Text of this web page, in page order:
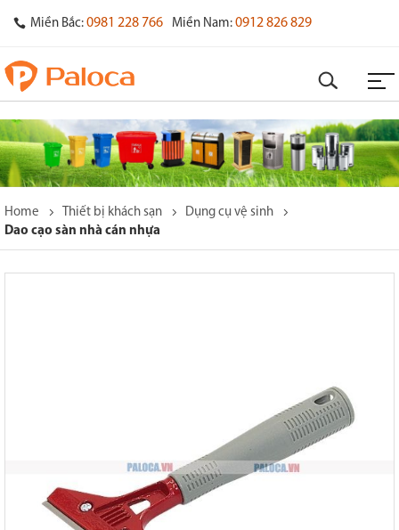
Miền Bắc: 0981 228 766 Miền Nam: 0912 826 829
Home Thiết bị khách sạn
Dụng cụ vệ sinh
Dao cạo sàn nhà cán nhựa